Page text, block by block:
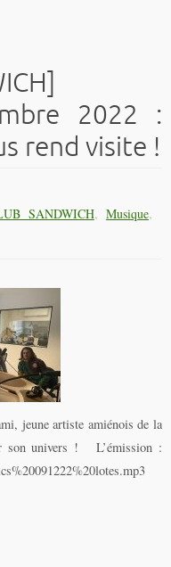
2022 :
rend visite !
SANDWICH,Musique,
jeune artiste amiénois de la
son univers ! L’émission :